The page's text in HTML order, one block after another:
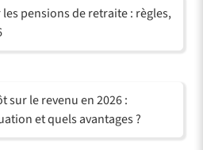
pensions de retraite : règles,
sur le revenu en 2026 :
et quels avantages ?